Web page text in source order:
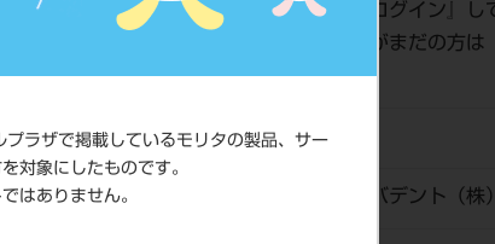
ラザで掲載しているモリタの製品、サー
対象にしたものです。
はありません。
価格の確認は『 ログイン 』し
ネット会員登録がまだの方は『
い。
発売日 2009/10/09
メーカー イボクラールビバデント（株）